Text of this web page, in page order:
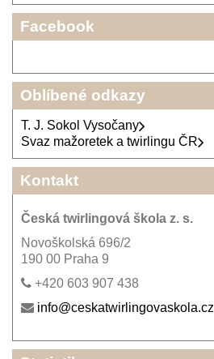
Facebook
Oblíbené odkazy
T. J. Sokol Vysočany
Svaz mažoretek a twirlingu ČR
Kontakt
Česká twirlingová škola z. s.
Novoškolská 696/2
190 00 Praha 9
+420 603 907 438
info@ceskatwirlingovaskola.cz